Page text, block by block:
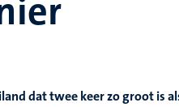
dat twee keer zo groot is